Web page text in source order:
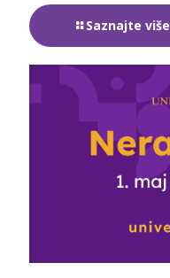
Saznajte više